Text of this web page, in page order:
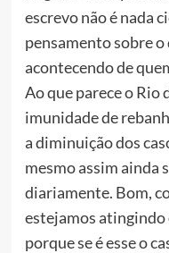
escrevo não é nada
pensamento sobre o
acontecendo de
Ao que parece o Rio
imunidade de
a diminuição dos
mesmo assim ainda
diariamente. Bom,
estejamos atingindo
porque se é esse o